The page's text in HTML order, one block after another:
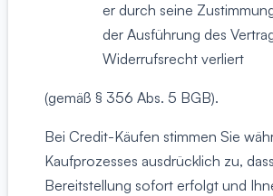
er durch seine
der Ausführung des
Widerrufsrecht verliert
(gemäß § 356 Abs. 5 BGB).
Bei Credit-Käufen stimmen Sie
Kaufprozesses ausdrücklich zu,
Bereitstellung sofort erfolgt und